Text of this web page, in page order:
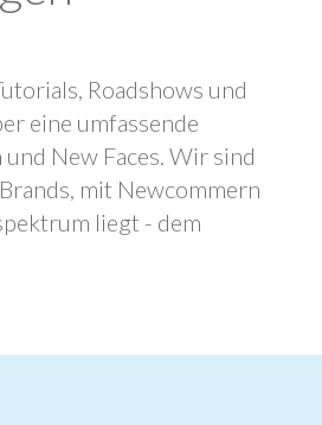
Roadshows und
eine umfassende
New Faces. Wir sind
mit Newcommern
liegt - dem